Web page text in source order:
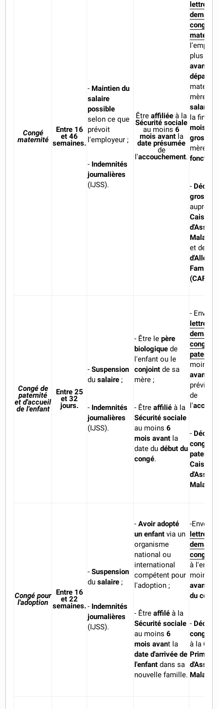
Congé
maternité
Entre 16
et 46
semaines.
- Maintien du
salaire
possible
selon ce que
prévoit
l'employeur ;
- Indemnités
journalières
(IJSS).
Êtreaffiliée à la
Sécurité sociale
au moins6
mois avantla
date présumée
de
l'accouchement.
lettre de
congé
plus
avant
départ
mère
salariée
la fin du
mois de
mère
-
auprès
Caisse
Maladie
et de la
(CAF)
Congé de
paternité
et d'accueil
de l'enfant
Entre 25
et 32
jours.
- Suspension
dusalaire ;
- Indemnités
journalières
(IJSS).
- Être le père
biologiquede
l'enfant ou le
conjointde sa
mère ;
- Être affilié à la
Sécurité sociale
au moins 6
mois avant la
date dudébut du
congé.
-
lettre de
congé
moins
avant
de
l'
-
congé
Caisse
Maladie
Congé pour
l'adoption
Entre 16
et 22
semaines.
-Suspension
dusalaire ;
- Indemnités
journalières
(IJSS).
-Avoir adopté
un enfantvia un
organisme
national ou
international
compétent pour
l'adoption ;
- Êtreaffilé à la
Sécurité sociale
au moins 6
mois avant la
date d'arrivée de
l'enfant dans sa
nouvelle famille.
-
lettre de
congé
à
moins
avant
du
-
congé
à la
Primaire
Maladie